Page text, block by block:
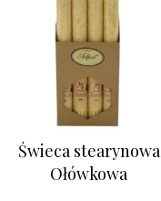
Świeca stearynowa
Ołówkowa